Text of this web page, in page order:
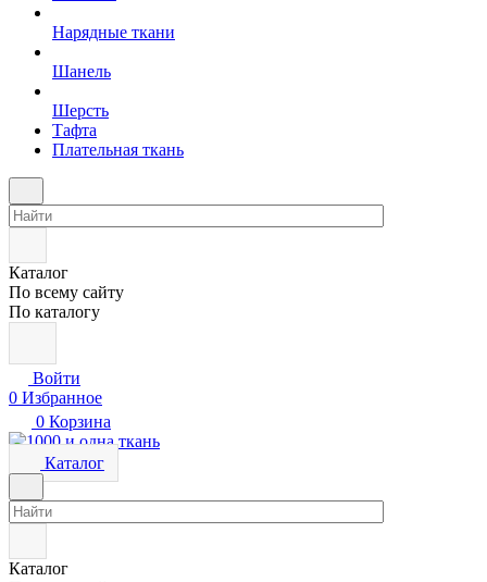
Нарядные ткани
Шанель
Шерсть
Тафта
Плательная ткань
Каталог
По всему сайту
По каталогу
Войти
0 Избранное
0 Корзина
Каталог
Каталог